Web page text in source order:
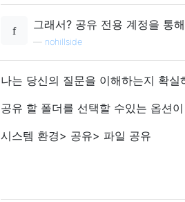
그래서? 공유 전용 계정을 통
nohillside
나는 당신의 질문을 이해하는지 확실
공유 할 폴더를 선택할 수있는 옵션
시스템 환경> 공유> 파일 공유